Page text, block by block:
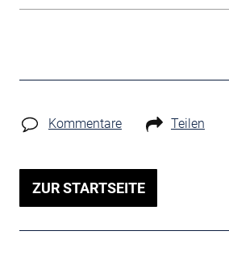
Kommentare Teilen
ZUR STARTSEITE